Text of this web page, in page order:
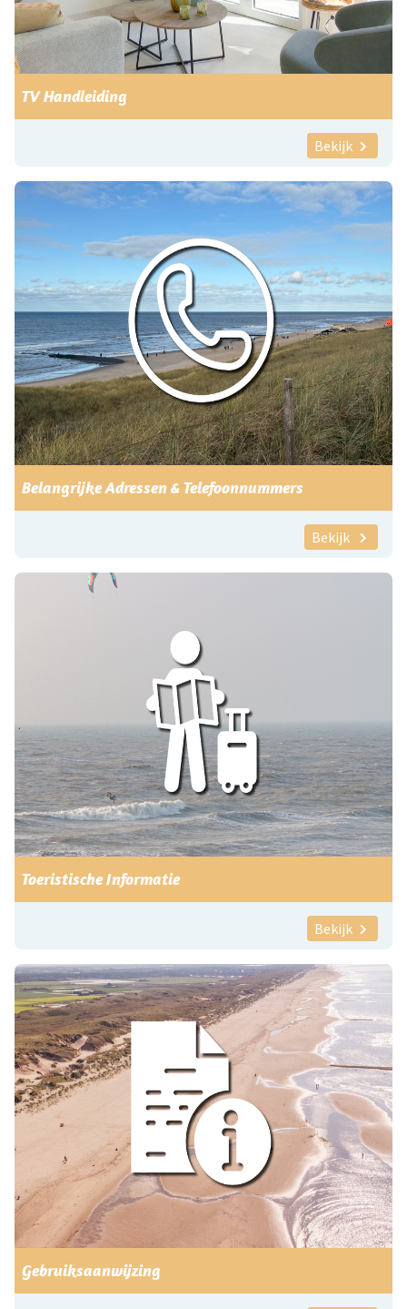
TV Handleiding
Bekijk
Belangrijke Adressen & Telefoonnummers
Bekijk
Toeristische Informatie
Bekijk
Gebruiksaanwijzing